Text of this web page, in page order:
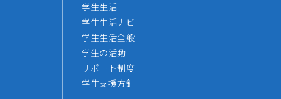
学生生活
学生生活ナビ
学生生活全般
学生の活動
サポート制度
学生支援方針